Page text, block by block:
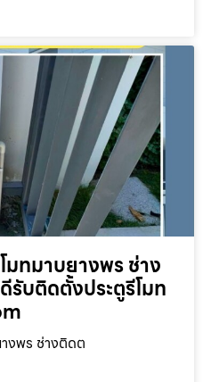
มทมาบยางพร ช่าง
รับติดตั้งประตูรีโมท
งพร ช่างติดต